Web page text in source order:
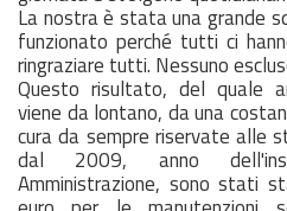
La nostra è stata una grande
funzionato perché tutti ci
ringraziare tutti. Nessuno
Questo risultato, del quale
viene da lontano, da una
cura da sempre riservate alle
dal 2009, anno
Amministrazione, sono stati